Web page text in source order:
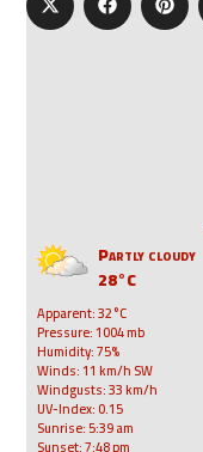
Partly cloudy
28°C
Apparent: 32°C
Pressure: 1004 mb
Humidity: 75%
Winds: 11 km/h SW
Windgusts: 33 km/h
UV-Index: 0.15
Sunrise: 5:39 am
Sunset: 7:48 pm